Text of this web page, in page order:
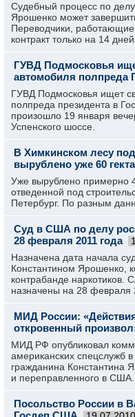
Судебный процесс по делу
Ярошенко может
Переводчики,
контракт только на 14 дней.
ГУВД Подмосковья
автомобиля полпреда
ГУВД Подмосковья ищет
полпреда президента в
произошло 19 января
Успенского шоссе.
В Химкинском лесу
вырублено уже 60
Уже вырублено примерно
отведенной под
Петербург. По разным
Суд в США по делу
28 февраля 2011 года
Назначена дата начала
Константином Ярошенко,
контрабанде
назначены на 28 февраля
МИД России:
откровенный
МИД РФ опубликовал
американских спецслужб
гражданина Константина
и переправленного в США.
Посольство России в